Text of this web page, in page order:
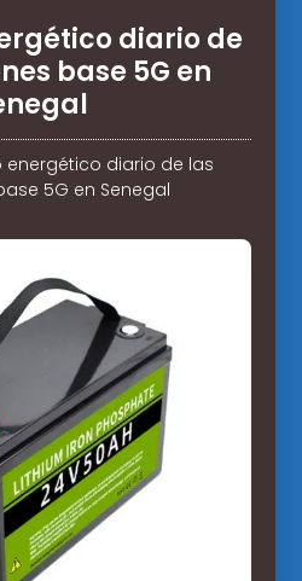
diario de
base 5G en
energético diario de las
5G en Senegal